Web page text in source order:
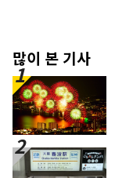
많이 본 기사